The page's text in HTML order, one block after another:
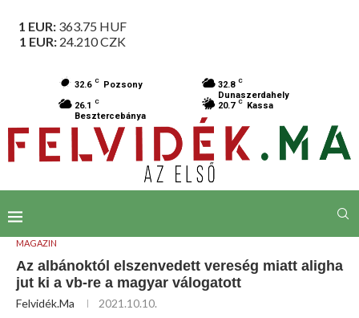
1 EUR: 363.75 HUF
1 EUR: 24.210CZK
32.6 C Pozsony 32.8 C
Dunaszerdahely
26.1 C
Besztercebánya
20.7 C Kassa
MAGAZIN
Az albánoktól elszenvedett vereség miatt aligha
jut ki a vb-re a magyar válogatott
Felvidék.ma 2021.10.10.